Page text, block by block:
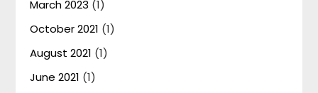
March 2023 (1)
October 2021 (1)
August 2021 (1)
June 2021 (1)